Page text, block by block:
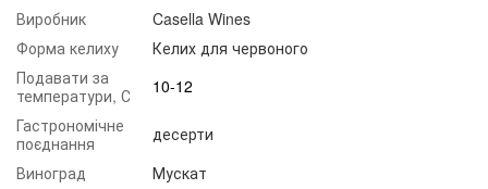
Виробник
Casella Wines
Форма келиху
Келих для червоного
Подавати за
температури, С
10-12
Гастрономічне
поєднання
десерти
Виноград
Мускат